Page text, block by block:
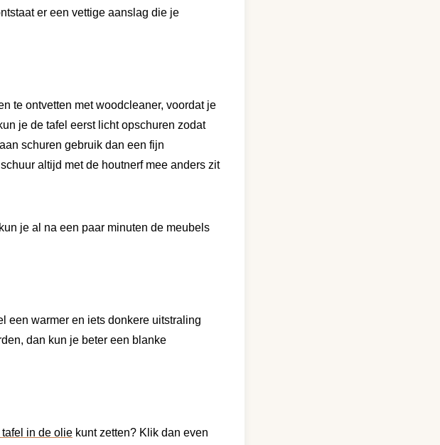
er een vettige aanslag die je
te ontvetten met woodcleaner, voordat je
je de tafel eerst licht opschuren zodat
schuren gebruik dan een fijn
altijd met de houtnerf mee anders zit
je al na een paar minuten de meubels
een warmer en iets donkere uitstraling
dan kun je beter een blanke
tafel in de olie kunt zetten? Klik dan even